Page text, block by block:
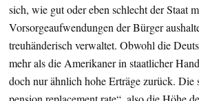
sich, wie gut oder eben schlecht der Staat
Vorsorgeaufwendungen der Bürger
treuhänderisch verwaltet. Obwohl die
mehr als die Amerikaner in staatlicher
doch nur ähnlich hohe Erträge zurück. Die